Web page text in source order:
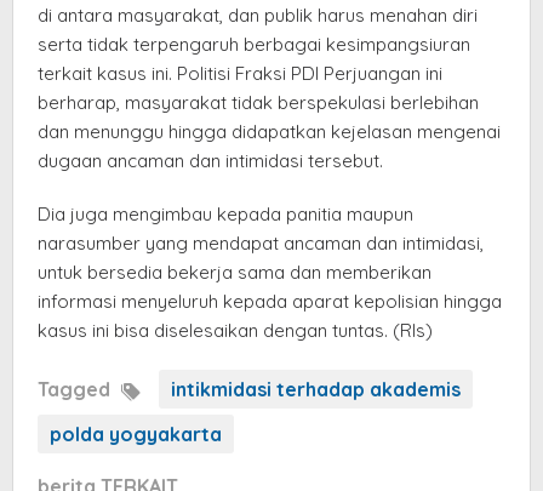
di antara masyarakat, dan publik harus menahan diri
serta tidak terpengaruh berbagai kesimpangsiuran
terkait kasus ini. Politisi Fraksi PDI Perjuangan ini
berharap, masyarakat tidak berspekulasi berlebihan
dan menunggu hingga didapatkan kejelasan mengenai
dugaan ancaman dan intimidasi tersebut.
Dia juga mengimbau kepada panitia maupun
narasumber yang mendapat ancaman dan intimidasi,
untuk bersedia bekerja sama dan memberikan
informasi menyeluruh kepada aparat kepolisian hingga
kasus ini bisa diselesaikan dengan tuntas. (Rls)
Tagged
intikmidasi terhadap akademis
polda yogyakarta
berita TERKAIT